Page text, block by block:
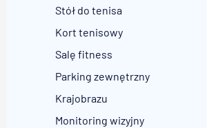
Stół do tenisa
Kort tenisowy
Salę fitness
Parking zewnętrzny
Krajobrazu
Monitoring wizyjny